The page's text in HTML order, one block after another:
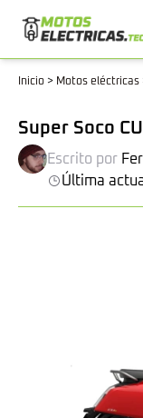
Inicio > Motos eléctricas
Super Soco
Escrito por
Última